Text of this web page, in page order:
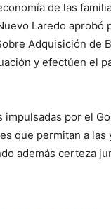
de las
Laredo aprobó
Adquisición de
y efectúen el
impulsadas por el
que permitan a
además certeza